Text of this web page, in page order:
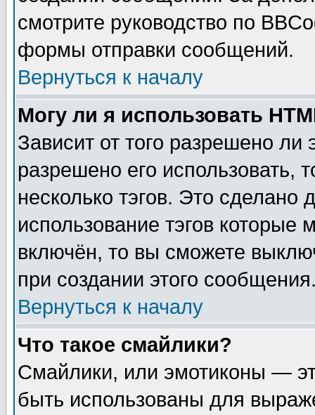
смотрите руководство по
формы отправки сообщений.
Вернуться к началу
Могу ли я использовать
Зависит от того разрешено
разрешено его использовать,
несколько тэгов. Это сделано
использование тэгов
включён, то вы сможете
при создании этого
Вернуться к началу
Что такое смайлики?
Смайлики, или эмотиконы —
быть использованы для